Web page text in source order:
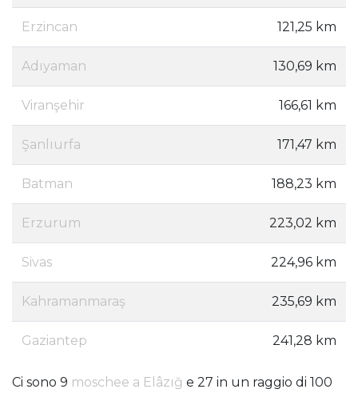
Erzincan 121,25 km
Adıyaman 130,69 km
Viranşehir 166,61 km
Şanlıurfa 171,47 km
Batman 188,23 km
Erzurum 223,02 km
Sivas 224,96 km
Kahramanmaraş 235,69 km
Gaziantep 241,28 km
Ci sono 9 moschee a Elâzığ e 27 in un raggio di 100